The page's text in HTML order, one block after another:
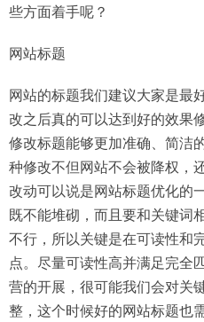
些方面着手呢？
网站标题
网站的标题我们建议大家是最
改之后真的可以达到好的效果
修改标题能够更加准确、简洁
种修改不但网站不会被降权，
改动可以说是网站标题优化的
既不能堆砌，而且要和关键词
不行，所以关键是在可读性和
点。尽量可读性高并满足完全
营的开展，很可能我们会对关
整，这个时候好的网站标题也